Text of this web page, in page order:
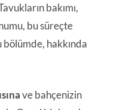
bakımı,
bu süreçte
hakkında
ve bahçenizin